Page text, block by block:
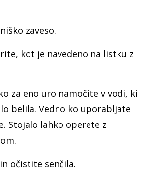
zaveso.
kot je navedeno na listku z
za eno uro namočite v vodi, ki
belila. Vedno ko uporabljate
Stojalo lahko operete z
očistite senčila.